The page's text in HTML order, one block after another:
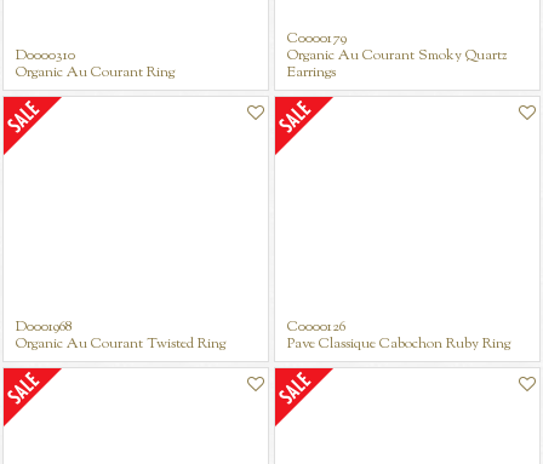
D0000310
Organic Au Courant Ring
C0000179
Organic Au Courant Smoky Quartz
Earrings
D0001968
Organic Au Courant Twisted Ring
C0000126
Pave Classique Cabochon Ruby Ring